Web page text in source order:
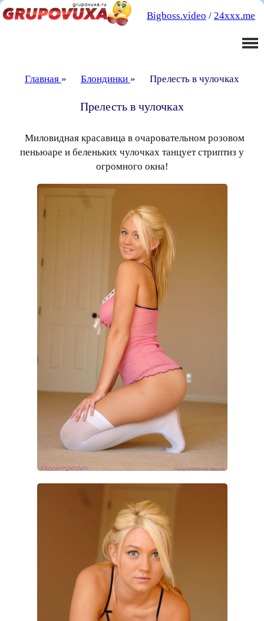
Bigboss.video / 24xxx.me
Главная » Блондинки » Прелесть в чулочках
Прелесть в чулочках
Миловидная красавица в очаровательном розовом
пеньюаре и беленьких чулочках танцует стриптиз у
огромного окна!